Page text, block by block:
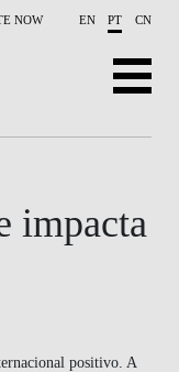
NOW EN PT CN
impacta
positivo. A